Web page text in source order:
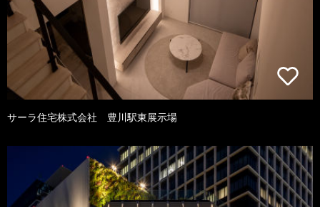
サーラ住宅株式会社 豊川駅東展示場